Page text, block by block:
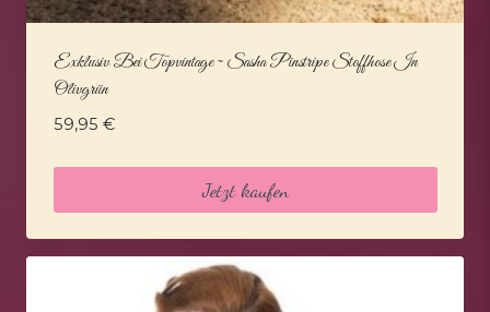
Exklusiv Bei Topvintage ~ Sasha Pinstripe Stoffhose In
Olivgrün
59,95 €
Jetzt kaufen